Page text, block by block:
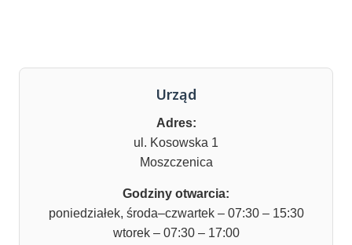
Urząd
Adres:
ul. Kosowska 1
Moszczenica
Godziny otwarcia:
poniedziałek, środa–czwartek – 07:30 – 15:30
wtorek – 07:30 – 17:00